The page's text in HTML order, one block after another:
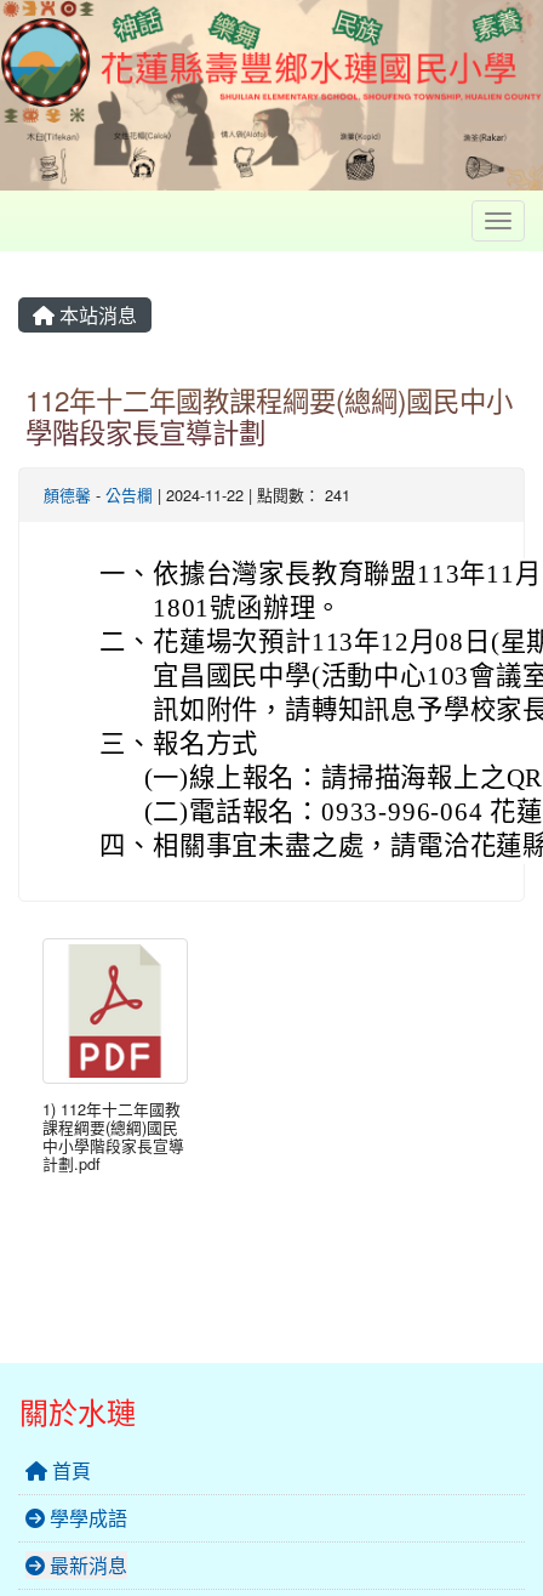
本站消息
112年十二年國教課程綱要(總綱)國民中小
學階段家長宣導計劃
顏德馨 - 公告欄 | 2024-11-22 | 點閱數： 241
一、 依據台灣家長教育聯盟113年11
1801號函辦理。
二、 花蓮場次預計113年12月08日(星
宜昌國民中學(活動中心103會議
訊如附件，請轉知訊息予學校家
三、 報名方式
(一)線上報名：請掃描海報上之
(二)電話報名：0933-996-064 花
四、 相關事宜未盡之處，請電洽花蓮
1) 112年十二年國教
課程綱要(總綱)國民
中小學階段家長宣導
計劃.pdf
關於水璉
首頁
學學成語
最新消息